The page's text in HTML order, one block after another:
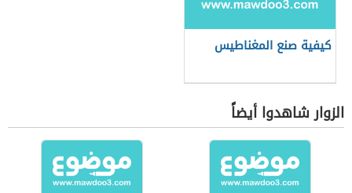
كيفية صنع المغناطيس
الزوار شاهدوا أيضاً